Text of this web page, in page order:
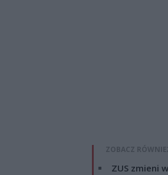
ZOBACZ
ZUS zmieni